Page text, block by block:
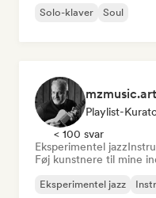
Solo-klaver
Soul
mzmusic.art
Playlist-
< 100 svar
Eksperimentel jazz
Føj kunstnere til mine
Eksperimentel jazz